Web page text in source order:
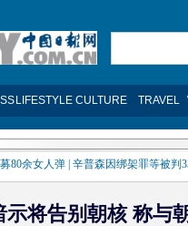
80余女人弹| 辛普森因绑架罪等被判
示将告别朝核 称与